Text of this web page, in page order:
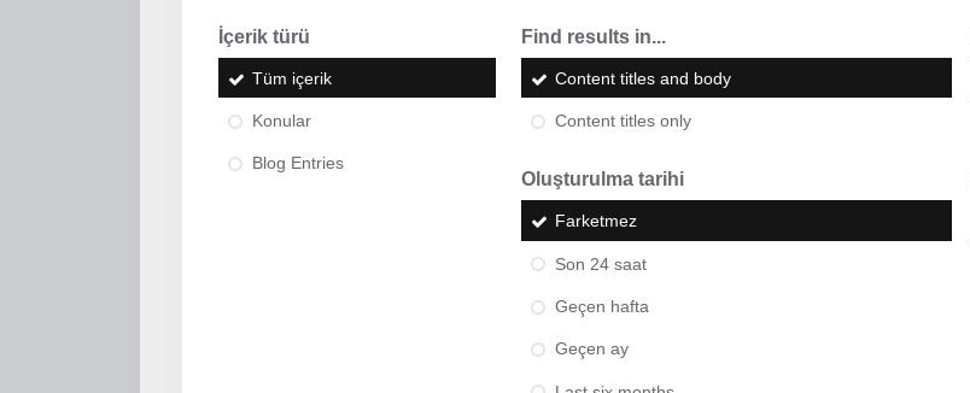
İçerik türü
Tüm içerik
Konular
Blog Entries
Find results in...
Content titles and body
Content titles only
Oluşturulma tarihi
Farketmez
Son 24 saat
Geçen hafta
Geçen ay